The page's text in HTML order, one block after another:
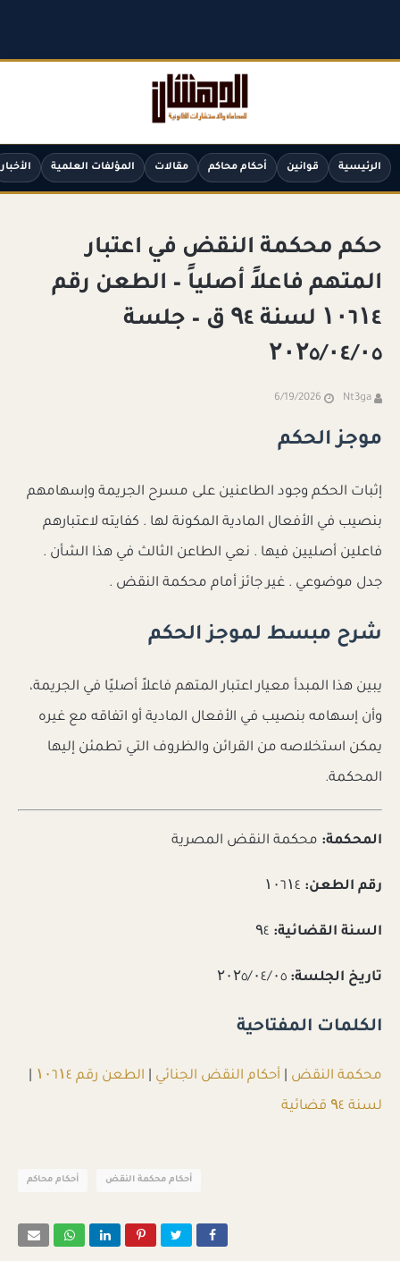
الرئيسية قوانين أحكام محاكم مقالات المؤلفات العلمية الأخبار
حكم محكمة النقض في اعتبار
المتهم فاعلاً أصلياً – الطعن رقم
۱۰٦۱٤ لسنة ۹٤ ق – جلسة
۲۰۲٥/۰٤/۰٥
Nt3ga
6/19/2026
موجز الحكم
إثبات الحكم وجود الطاعنين على مسرح الجريمة وإسهامهم
بنصيب في الأفعال المادية المكونة لها . كفايته لاعتبارهم
فاعلين أصليين فيها . نعي الطاعن الثالث في هذا الشأن .
جدل موضوعي . غير جائز أمام محكمة النقض .
شرح مبسط لموجز الحكم
يبين هذا المبدأ معيار اعتبار المتهم فاعلاً أصليًا في الجريمة،
وأن إسهامه بنصيب في الأفعال المادية أو اتفاقه مع غيره
يمكن استخلاصه من القرائن والظروف التي تطمئن إليها
المحكمة.
المحكمة: محكمة النقض المصرية
رقم الطعن:
السنة القضائية:
تاريخ الجلسة:
الكلمات المفتاحية
محكمة النقض أحكام النقض الجنائي الطعن رقم ۱۰٦۱٤
لسنة ۹٤ قضائية
أحكام محاكم أحكام محكمة النقض